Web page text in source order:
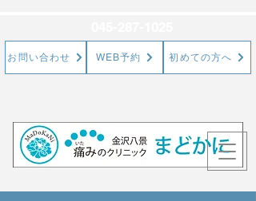
初めての方へ
WEB予約
お問い合わせ